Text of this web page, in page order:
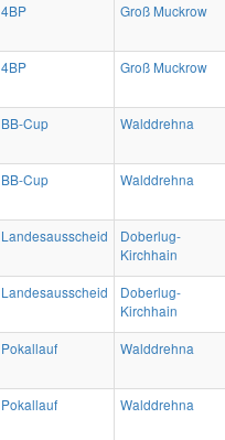
4BP Groß Muckrow
4BP Groß Muckrow
BB-Cup Walddrehna
BB-Cup Walddrehna
Landesausscheid
Doberlug-
Kirchhain
Landesausscheid
Doberlug-
Kirchhain
Pokallauf Walddrehna
Pokallauf Walddrehna